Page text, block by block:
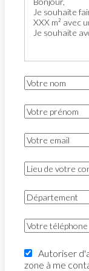
Autoriser
zone à me